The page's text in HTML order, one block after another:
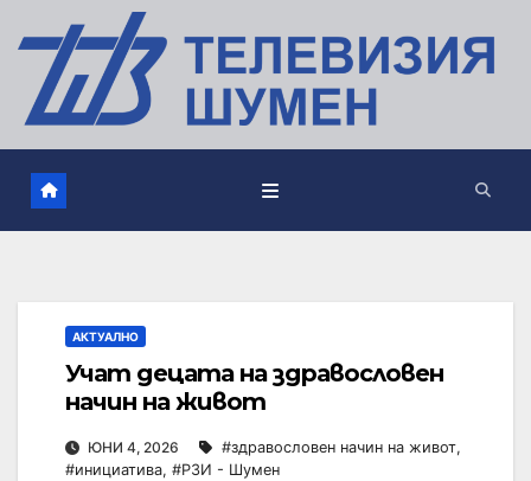
АКТУАЛНО
Учат децата на здравословен
начин на живот
ЮНИ 4, 2026 #здравословен начин на живот,
#инициатива, #РЗИ - Шумен